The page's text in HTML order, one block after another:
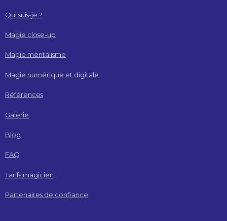
Qui suis-je ?
Magie close-up
Magie mentalisme
Magie numérique et digitale
Références
Galerie
Blog
FAQ
Tarifs magicien
Partenaires de confiance